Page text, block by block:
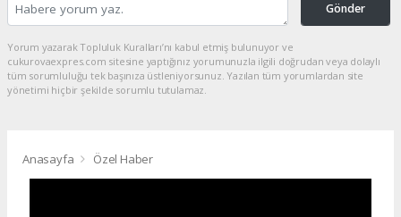
Gönder
Yorum yazarak Topluluk Kuralları’nı kabul etmiş bulunuyor ve
cukurovaexpres.com sitesine yaptığınız yorumunuzla ilgili doğrudan veya dolaylı
tüm sorumluluğu tek başınıza üstleniyorsunuz. Yazılan tüm yorumlardan site
yönetimi hiçbir şekilde sorumlu tutulamaz.
Anasayfa Özel Haber